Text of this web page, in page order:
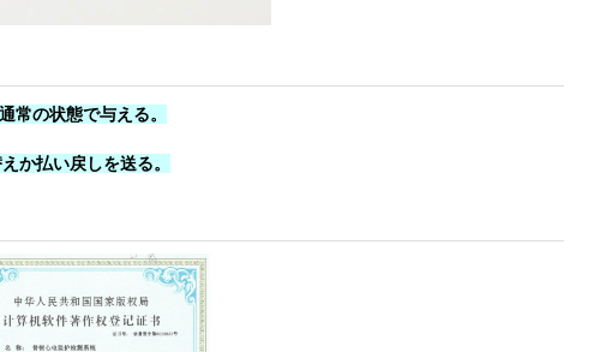
常の状態で与える。
か払い戻しを送る。